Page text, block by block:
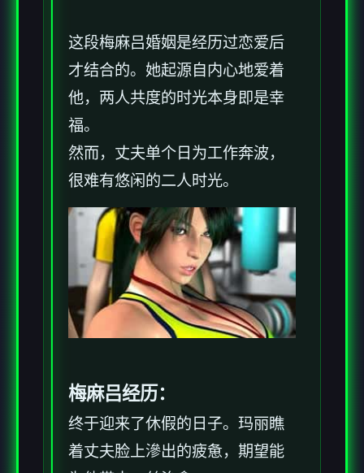
这段梅麻吕婚姻是经历过恋爱后
才结合的。她起源自内心地爱着
他，两人共度的时光本身即是幸
福。
然而，丈夫单个日为工作奔波，
很难有悠闲的二人时光。
梅麻吕经历：
终于迎来了休假的日子。玛丽瞧
着丈夫脸上滲出的疲惫，期望能